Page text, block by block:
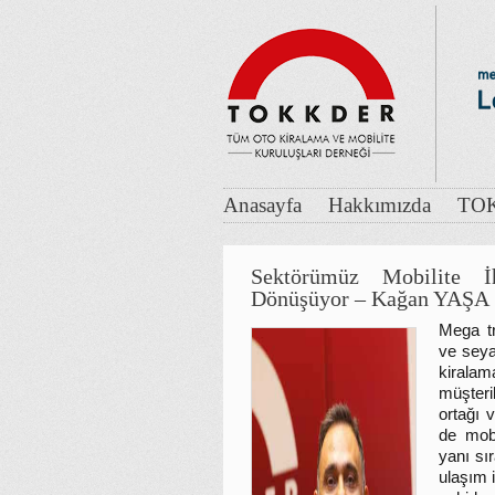
Anasayfa Hakkımızda
Sektörümüz Mobilite
Dönüşüyor – Kağan YAŞA
Mega
ve
ortağı
de
yanı
ulaşım